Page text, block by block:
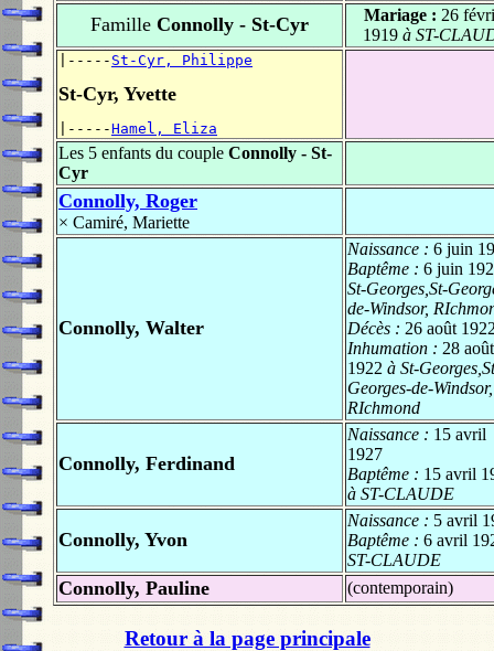
Famille Connolly - St-Cyr Mariage : 26
1919à ST-
|----- St-Cyr, Philippe
St-Cyr, Yvette
|-----Hamel, Eliza
Les 5 enfants du couple Connolly - St-
Cyr
Connolly, Roger
× Camiré, Mariette
Connolly, Walter
Naissance : 6 juin
Baptême : 6 juin
St-Georges,St-
de-Windsor,
Décès : 26 août
Inhumation : 28 août
1922 à St-
Georges-de-Windsor,
RIchmond
Connolly, Ferdinand
Naissance : 15 avril
1927
Baptême : 15 avril
à ST-CLAUDE
Connolly, Yvon
Naissance : 5 avril
Baptême : 6 avril
ST-CLAUDE
Connolly, Pauline (contemporain)
Retour à la page principale